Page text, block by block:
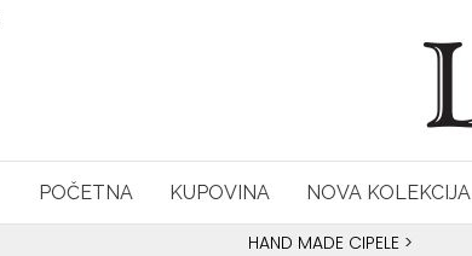
POČETNA KUPOVINA NOVA KOLEKCIJA
HAND MADE CIPELE >